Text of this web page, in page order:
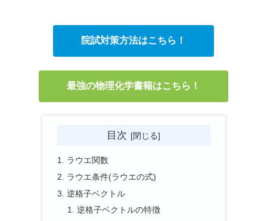
院試対策方法はこちら！
最強の物理化学書籍はこちら！
目次
ラウエ関数
ラウエ条件(ラウエの式)
逆格子ベクトル
逆格子ベクトルの特徴